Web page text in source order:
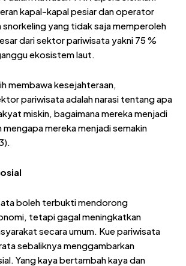
kapal-kapal pesiar dan operator
snorkeling yang tidak saja memperoleh
dari sektor pariwisata yakni 75 %
ekosistem laut.
membawa kesejahteraan,
pariwisata adalah narasi tentang apa
miskin, bagaimana mereka menjadi
mereka menjadi semakin
boleh terbukti mendorong
tetapi gagal meningkatkan
secara umum. Kue pariwisata
sebaliknya menggambarkan
Yang kaya bertambah kaya dan